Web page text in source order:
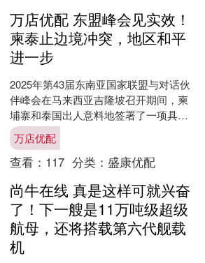
万店优配 东盟峰会见实效！
柬泰止边境冲突，地区和平
进一步
2025年第43届东南亚国家联盟与对话伙
伴峰会在马来西亚吉隆坡召开期间，柬
埔寨和泰国出人意料地签署了一项具有
里程碑意义的和平协议。 这一决定不仅
仅是象征性的表示....
万店优配
查看： 117 分类： 盛康优配
尚牛在线 真是这样可就兴奋
了！下一艘是11万吨级超级
航母，还将搭载第六代舰载
机